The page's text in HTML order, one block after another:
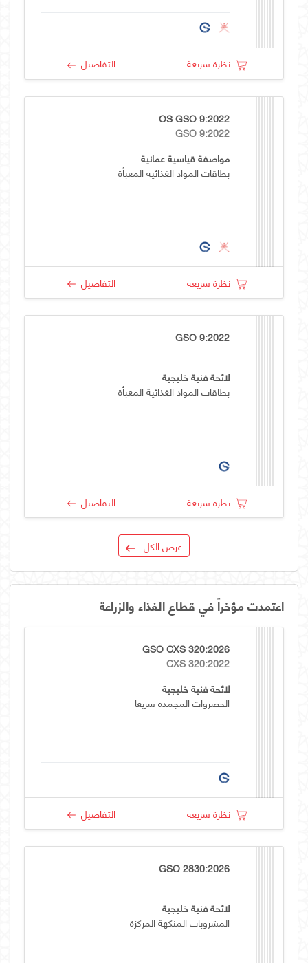
نظرة سريعة التفاصيل
OS GSO 9:2022
GSO 9:2022
مواصفة قياسية عمانية
بطاقات المواد الغذائية المعبأة
نظرة سريعة التفاصيل
GSO 9:2022
لائحة فنية خليجية
بطاقات المواد الغذائية المعبأة
نظرة سريعة التفاصيل
عرض الكل
اعتمدت مؤخراً في قطاع الغذاء والزراعة
GSO CXS 320:2026
CXS 320:2022
لائحة فنية خليجية
الخضروات المجمدة سريعا
نظرة سريعة التفاصيل
GSO 2830:2026
لائحة فنية خليجية
المشروبات المنكهة المركزة